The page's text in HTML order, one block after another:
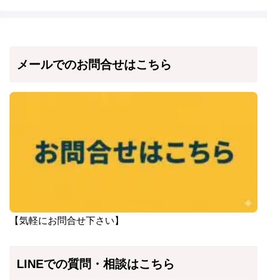
メールでのお問合せはこちら
【気軽にお問合せ下さい】
LINEでの質問・相談はこちら